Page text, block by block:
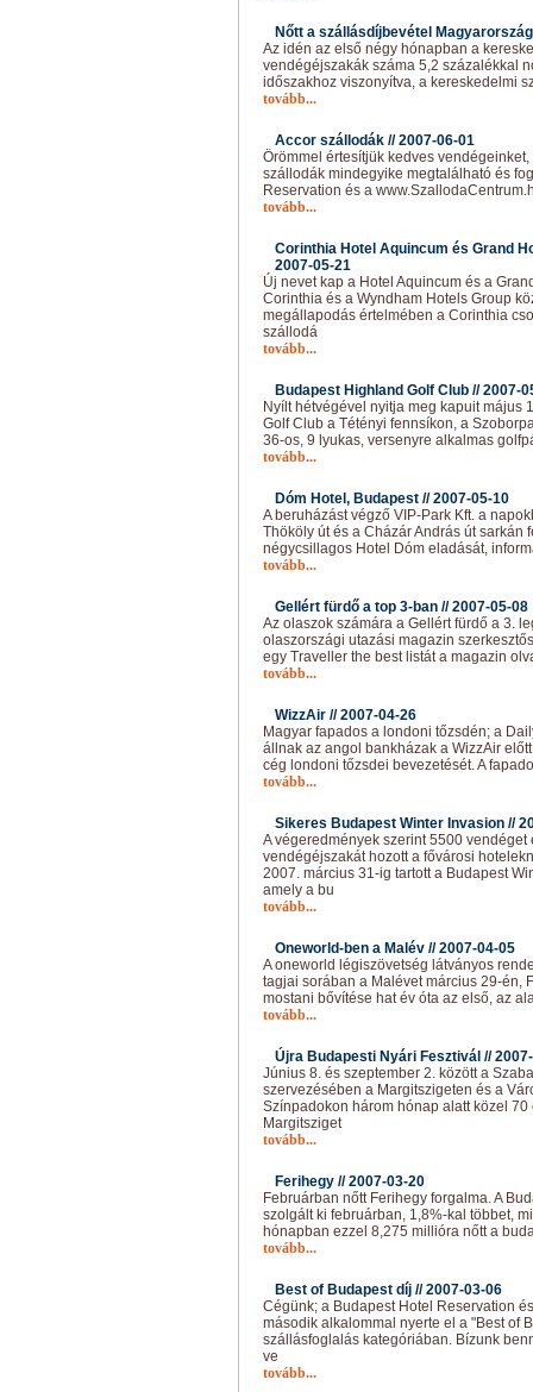
Nőtt a szállásdíjbevétel
Az idén az első négy hónapban a
vendégéjszakák száma 5,2 százalékkal
időszakhoz viszonyítva, a kereskedelmi
tovább...
Accor szállodák //2007-06-01
Örömmel értesítjük kedves
szállodák mindegyike megtalálható és
Reservation és a
tovább...
Corinthia Hotel Aquincum és Grand
2007-05-21
Új nevet kap a Hotel Aquincum és a
Corinthia és a Wyndham Hotels Group
megállapodás értelmében a Corinthia
szállodá
tovább...
Budapest Highland Golf Club //2007-
Nyílt hétvégével nyitja meg kapuit május
Golf Club a Tétényi fennsíkon, a
36-os, 9 lyukas, versenyre alkalmas
tovább...
Dóm Hotel, Budapest //2007-05-10
A beruházást végző VIP-Park Kft. a
Thököly út és a Cházár András út sarkán
négycsillagos Hotel Dóm eladását,
tovább...
Gellért fürdő a top 3-ban //2007-05-08
Az olaszok számára a Gellért fürdő a 3.
olaszországi utazási magazin
egy Traveller the best listát a magazin
tovább...
WizzAir //2007-04-26
Magyar fapados a londoni tőzsdén; a
állnak az angol bankházak a WizzAir
cég londoni tőzsdei bevezetését. A
tovább...
Sikeres Budapest Winter Invasion //
A végeredmények szerint 5500 vendéget
vendégéjszakát hozott a fővárosi
2007. március 31-ig tartott a Budapest
amely a bu
tovább...
Oneworld-ben a Malév //2007-04-05
A oneworld légiszövetség látványos
tagjai sorában a Malévet március 29-én,
mostani bővítése hat év óta az első, az
tovább...
Újra Budapesti Nyári Fesztivál //
Június 8. és szeptember 2. között a
szervezésében a Margitszigeten és a
Színpadokon három hónap alatt közel 70
Margitsziget
tovább...
Ferihegy //2007-03-20
Februárban nőtt Ferihegy forgalma. A
szolgált ki februárban, 1,8%-kal többet,
hónapban ezzel 8,275 millióra nőtt a
tovább...
Best of Budapest díj //2007-03-06
Cégünk; a Budapest Hotel Reservation
második alkalommal nyerte el a "Best of
szállásfoglalás kategóriában. Bízunk
ve
tovább...